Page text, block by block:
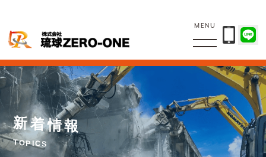
MENU
新着情報
TOPICS